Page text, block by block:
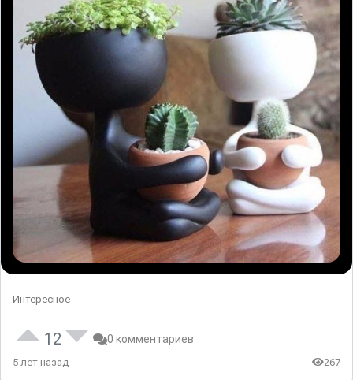
Интересное
12 0 комментариев
5 лет назад 267